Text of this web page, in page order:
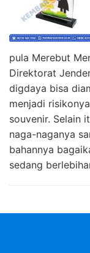
pula Merebut
Direktorat
digdaya bisa
menjadi
souvenir. Selain
naga-naganya
bahannya
sedang